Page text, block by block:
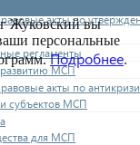
акты по
регламенты
МСП
акты по
субъектов МСП
для МСП
Жуковский вы
персональные
Подробнее.